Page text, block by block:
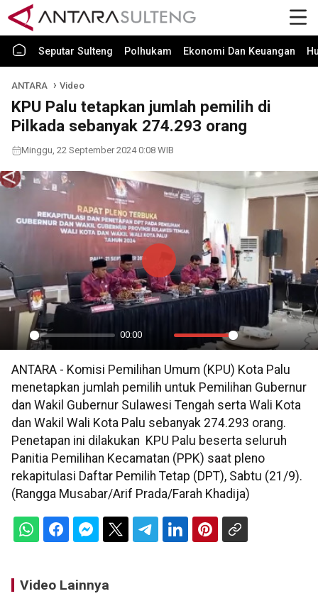
Seputar Sulteng Polhukam Ekonomi Dan Keuangan
ANTARA Video
KPU Palu tetapkan jumlah pemilih di
Pilkada sebanyak 274.293 orang
Minggu, 22 September 2024 0:08 WIB
Play
00:00
Mute Settings
PIP
Play
ANTARA - Komisi Pemilihan Umum (KPU) Kota Palu
menetapkan jumlah pemilih untuk Pemilihan Gubernur
dan Wakil Gubernur Sulawesi Tengah serta Wali Kota
dan Wakil Wali Kota Palu sebanyak 274.293 orang.
Penetapan ini dilakukan KPU Palu beserta seluruh
Panitia Pemilihan Kecamatan (PPK) saat pleno
rekapitulasi Daftar Pemilih Tetap (DPT), Sabtu (21/9).
(Rangga Musabar/Arif Prada/Farah Khadija)
Video Lainnya